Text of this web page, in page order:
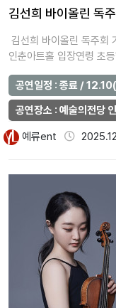
김선희 바이올린 독주
김선희 바이올린 독주
인춘아트홀 입장연령 초
공연일정 : 종료 /
공연장소 : 예술의전당
예류ent